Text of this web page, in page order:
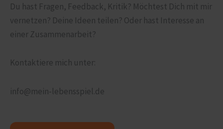
Du hast Fragen, Feedback, Kritik? Möchtest Dich mit mir
vernetzen? Deine Ideen teilen? Oder hast Interesse an
einer Zusammen­arbeit?
Kontaktiere mich unter:
info@mein-lebensspiel.de